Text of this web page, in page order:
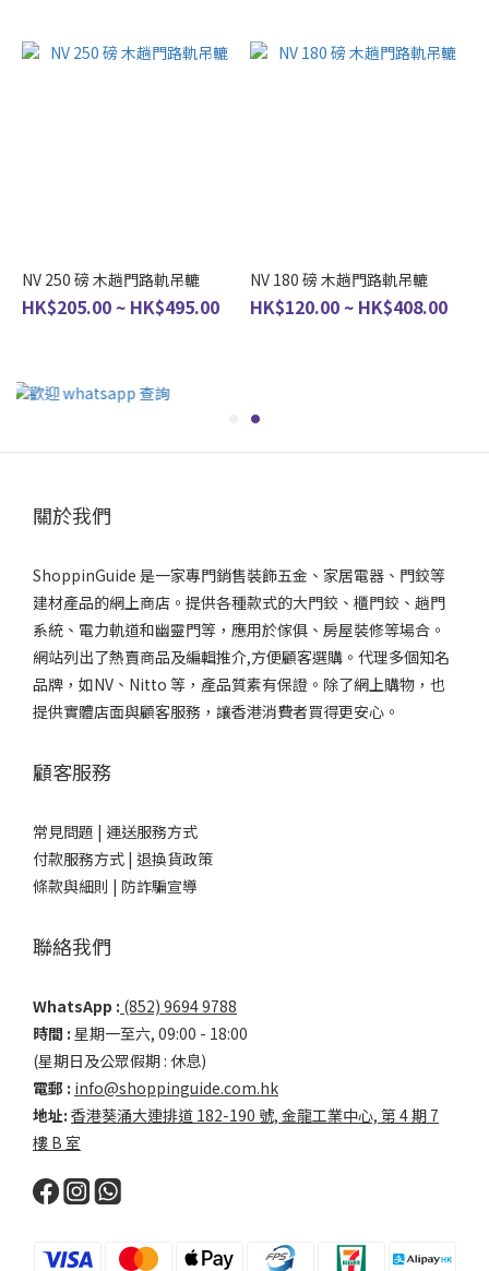
NV 250 磅 木趟門路軌吊轆
HK$205.00 ~ HK$495.00
NV 180 磅 木趟門路軌吊轆
HK$120.00 ~ HK$408.00
關於我們
ShoppinGuide 是一家專門銷售裝飾五金、家居電器、門鉸等
建材產品的網上商店。提供各種款式的大門鉸、櫃門鉸、趟門
系統、電力軌道和幽靈門等，應用於傢俱、房屋裝修等場合。
網站列出了熱賣商品及編輯推介,方便顧客選購。代理多個知名
品牌，如NV、Nitto 等，產品質素有保證。除了網上購物，也
提供實體店面與顧客服務，讓香港消費者買得更安心。
顧客服務
常見問題 | 運送服務方式
付款服務方式 | 退換貨政策
條款與細則 | 防詐騙宣導
聯絡我們
WhatsApp : (852) 9694 9788
時間 : 星期一至六, 09:00 - 18:00
(星期日及公眾假期 : 休息)
電郵 : info@shoppinguide.com.hk
地址: 香港葵涌大連排道 182-190 號, 金龍工業中心, 第 4 期 7
樓 B 室